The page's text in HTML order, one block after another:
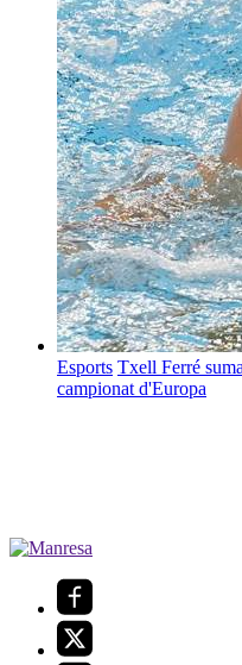
Esports Txell Ferré
campionat d'Europa